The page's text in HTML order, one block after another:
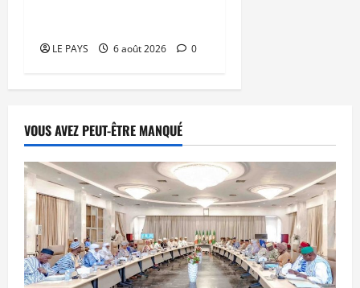
LE PAYS 6 août 2026 0
VOUS AVEZ PEUT-ÊTRE MANQUÉ